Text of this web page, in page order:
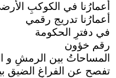
أعمارُنا في الكوكبِ
أعمارُنا تدريج رقمي
في دفترِ الحكومة
رقم خؤون
المساحاتُ بين الرمشِ و
تفصح عن الفراغِ الضيق